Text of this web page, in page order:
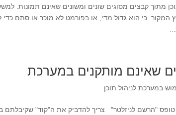
המקור. כי הוא גדול מדי, או בפורמט לא מוכר או סתם
שאינם מותקנים במערכת
במערכת לניהול תוכן